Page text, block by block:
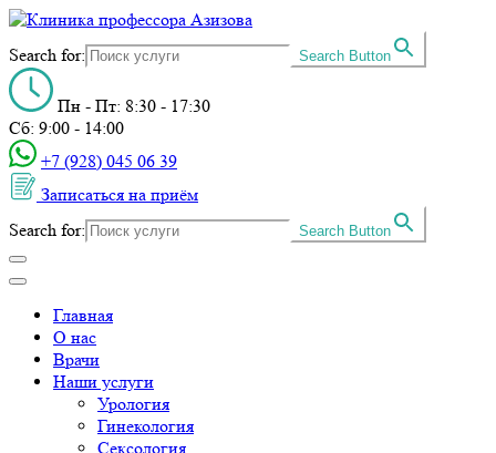
Search for: Search Button
Пн - Пт: 8:30 - 17:30
Сб: 9:00 - 14:00
+7 (928) 045 06 39‬
Записаться на приём
Search for:
Search Button
Главная
О нас
Врачи
Наши услуги
Урология
Гинекология
Сексология